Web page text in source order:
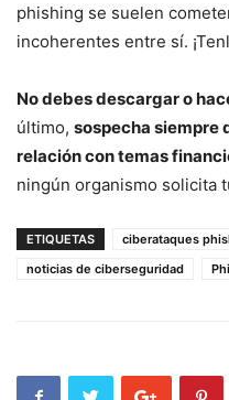
phishing se suelen
incoherentes entre sí.
No debes descargar o
último, sospecha siempre
relación con temas
ningún organismo solicita
ETIQUETAS ciberataques
noticias de ciberseguridad